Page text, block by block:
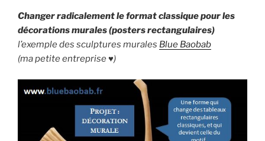
Changer radicalement le format classique pour les
décorations murales (posters rectangulaires)
l’exemple des sculptures murales Blue Baobab
(ma petite entreprise ♥)